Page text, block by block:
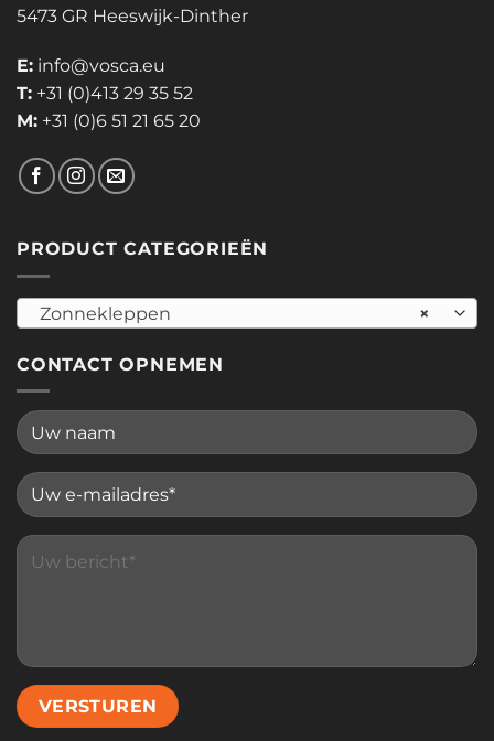
5473 GR Heeswijk-Dinther
E: info@vosca.eu
T: +31 (0)413 29 35 52
M: +31 (0)6 51 21 65 20
PRODUCT CATEGORIEËN
×
Zonnekleppen
CONTACT OPNEMEN
Please leave this field empty.